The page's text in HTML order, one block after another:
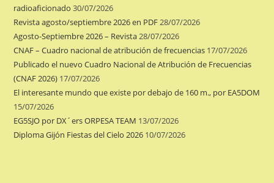
radioaficionado 30/07/2026
Revista agosto/septiembre 2026 en PDF28/07/2026
Agosto-Septiembre 2026 – Revista28/07/2026
CNAF – Cuadro nacional de atribución de frecuencias 17/07/2026
Publicado el nuevo Cuadro Nacional de Atribución de Frecuencias
(CNAF 2026) 17/07/2026
El interesante mundo que existe por debajo de 160 m., por EA5DOM
15/07/2026
EG5SJO por DX´ers ORPESA TEAM 13/07/2026
Diploma Gijón Fiestas del Cielo 2026 10/07/2026